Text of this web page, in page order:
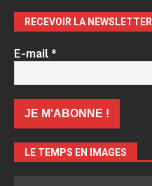
RECEVOIR LA NEWSLETTER
E-mail*
LE TEMPS EN IMAGES